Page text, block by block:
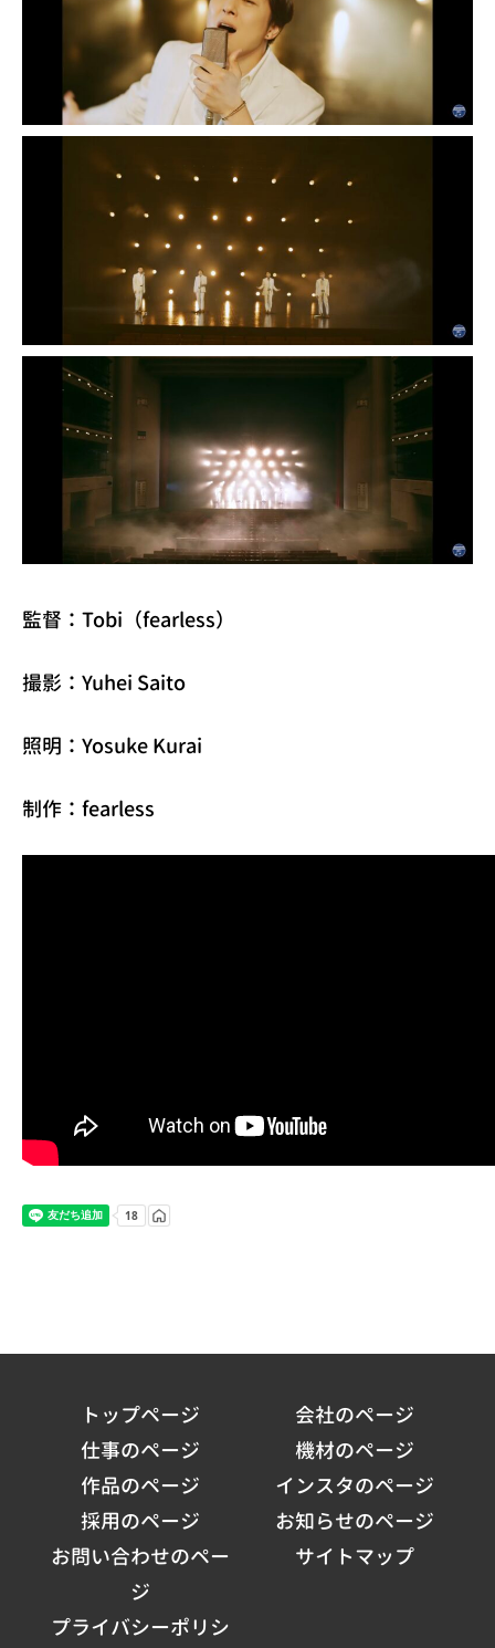
監督：Tobi（fearless）
撮影：Yuhei Saito
照明：Yosuke Kurai
制作：fearless
トップページ
会社のページ
仕事のページ
機材のページ
作品のページ
インスタのページ
採用のページ
お知らせのページ
お問い合わせのペー
ジ
サイトマップ
プライバシーポリシ